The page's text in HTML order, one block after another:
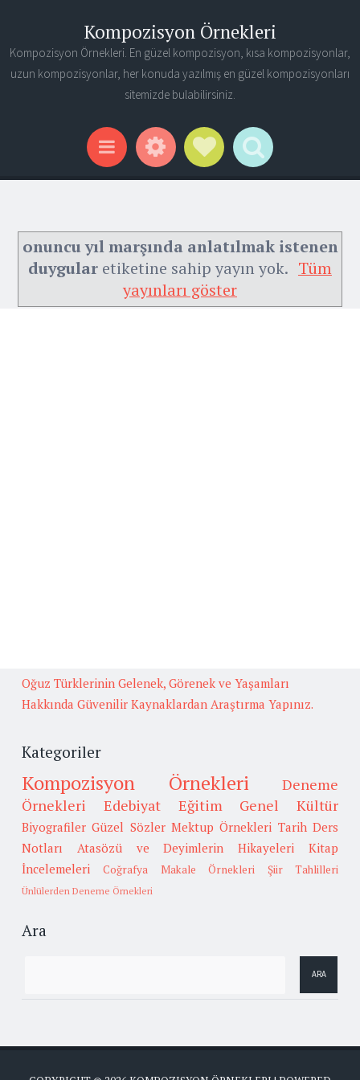
Kompozisyon Örnekleri
Kompozisyon Örnekleri. En güzel kompozisyon, kısa kompozisyonlar,
uzun kompozisyonlar, her konuda yazılmış en güzel kompozisyonları
sitemizde bulabilirsiniz.
Menu WidgetsSocial Links
Search
onuncu yıl marşında anlatılmak istenen
duygular etiketine sahip yayın yok. Tüm
yayınları göster
Oğuz Türklerinin Gelenek, Görenek ve Yaşamları
Hakkında Güvenilir Kaynaklardan Araştırma Yapınız.
Kategoriler
Kompozisyon Örnekleri
Deneme
Örnekleri
Edebiyat Eğitim Genel Kültür
Biyografiler Güzel Sözler Mektup Örnekleri Tarih Ders
Notları
Atasözü ve Deyimlerin Hikayeleri
Kitap
İncelemeleri
Coğrafya Makale Örnekleri Şiir Tahlilleri
Ünlülerden Deneme Örnekleri
Ara